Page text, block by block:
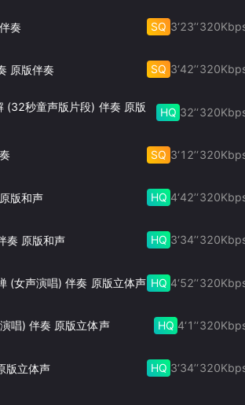
奏 SQ 3‘23’‘320
原版伴奏 SQ 3‘42’‘320
(32秒童声版片段) 伴奏 原版
HQ 32’‘320
SQ 3‘12’‘320
版和声 HQ 4‘42’‘320
奏 原版和声 HQ 3‘34’‘320
此生的禅 (女声演唱) 伴奏 原版立体声 HQ 4‘52’‘320
唱) 伴奏 原版立体声 HQ 4‘1’‘320
版立体声 HQ 3‘34’‘320